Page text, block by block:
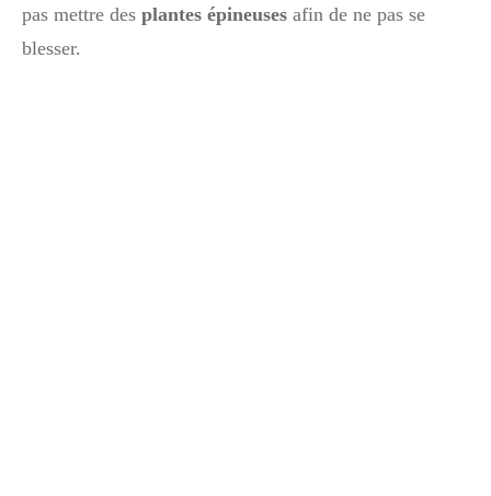
pas mettre des plantes épineuses afin de ne pas se
blesser.